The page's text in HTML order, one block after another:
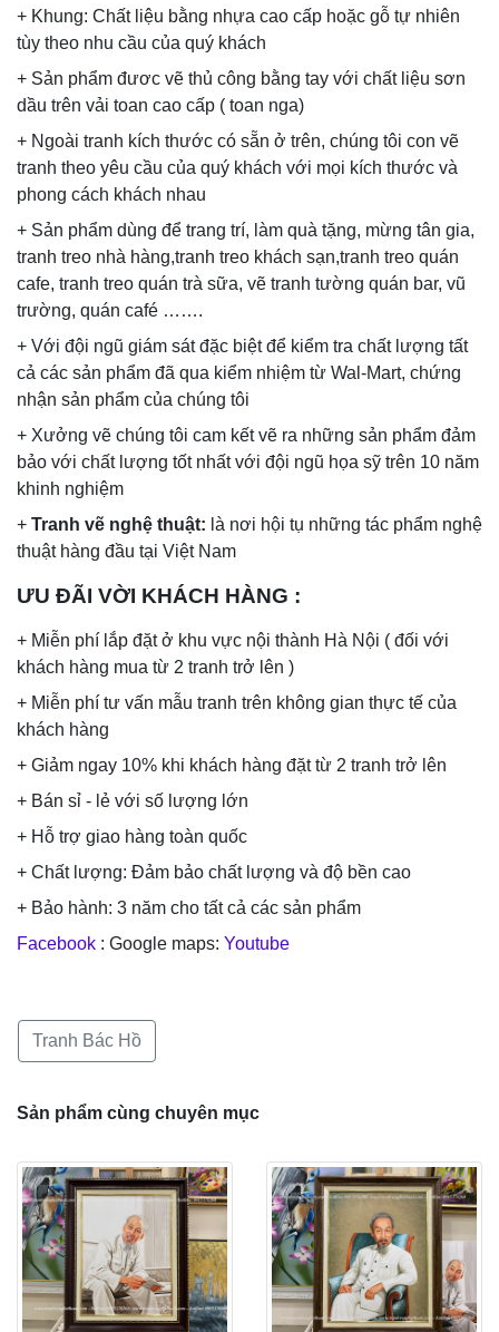
+ Khung: Chất liệu bằng nhựa cao cấp hoặc gỗ tự nhiên
tùy theo nhu cầu của quý khách
+ Sản phẩm đươc vẽ thủ công bằng tay với chất liệu sơn
dầu trên vải toan cao cấp ( toan nga)
+ Ngoài tranh kích thước có sẵn ở trên, chúng tôi con vẽ
tranh theo yêu cầu của quý khách với mọi kích thước và
phong cách khách nhau
+ Sản phẩm dùng để trang trí, làm quà tặng, mừng tân gia,
tranh treo nhà hàng,tranh treo khách sạn,tranh treo quán
cafe, tranh treo quán trà sữa, vẽ tranh tường quán bar, vũ
trường, quán café …….
+ Với đội ngũ giám sát đặc biệt để kiểm tra chất lượng tất
cả các sản phẩm đã qua kiểm nhiệm từ Wal-Mart, chứng
nhận sản phẩm của chúng tôi
+ Xưởng vẽ chúng tôi cam kết vẽ ra những sản phẩm đảm
bảo với chất lượng tốt nhất với đội ngũ họa sỹ trên 10 năm
khinh nghiệm
+ Tranh vẽ nghệ thuật: là nơi hội tụ những tác phẩm nghệ
thuật hàng đầu tại Việt Nam
ƯU ĐÃI VỜI KHÁCH HÀNG :
+ Miễn phí lắp đặt ở khu vực nội thành Hà Nội ( đối với
khách hàng mua từ 2 tranh trở lên )
+ Miễn phí tư vấn mẫu tranh trên không gian thực tế của
khách hàng
+ Giảm ngay 10% khi khách hàng đặt từ 2 tranh trở lên
+ Bán sỉ - lẻ với số lượng lớn
+ Hỗ trợ giao hàng toàn quốc
+ Chất lượng: Đảm bảo chất lượng và độ bền cao
+ Bảo hành: 3 năm cho tất cả các sản phẩm
Facebook : Google maps: Youtube
Tranh Bác Hồ
Sản phẩm cùng chuyên mục